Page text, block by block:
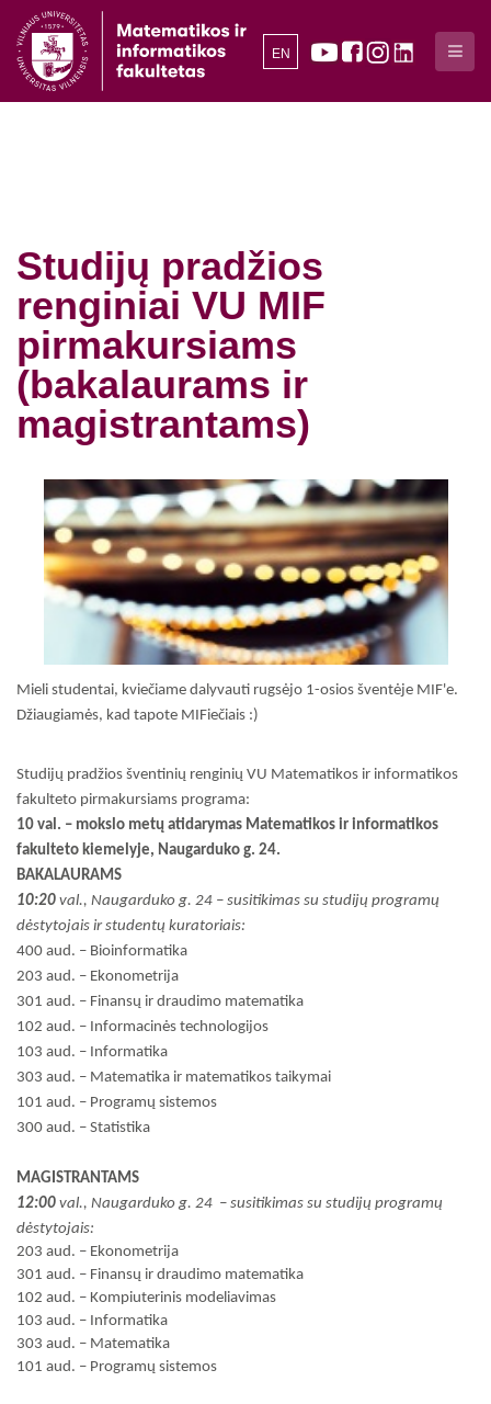
EN
Studijų pradžios
renginiai VU MIF
pirmakursiams
(bakalaurams ir
magistrantams)
Mieli studentai, kviečiame dalyvauti rugsėjo 1-osios šventėje MIF'e.
Džiaugiamės, kad tapote MIFiečiais :)
Studijų pradžios šventinių renginių VU Matematikos ir informatikos
fakulteto pirmakursiams programa:
10 val. – mokslo metų atidarymas Matematikos ir informatikos
fakulteto kiemelyje, Naugarduko g. 24.
BAKALAURAMS
10:20 val., Naugarduko g. 24 – susitikimas su studijų programų
dėstytojais ir studentų kuratoriais:
400 aud. – Bioinformatika
203 aud. – Ekonometrija
301 aud. – Finansų ir draudimo matematika
102 aud. – Informacinės technologijos
103 aud. – Informatika
303 aud. – Matematika ir matematikos taikymai
101 aud. – Programų sistemos
300 aud. – Statistika
MAGISTRANTAMS
12:00 val., Naugarduko g. 24 – susitikimas su studijų programų
dėstytojais:
203 aud. – Ekonometrija
301 aud. – Finansų ir draudimo matematika
102 aud. – Kompiuterinis modeliavimas
103 aud. – Informatika
303 aud. – Matematika
101 aud. – Programų sistemos